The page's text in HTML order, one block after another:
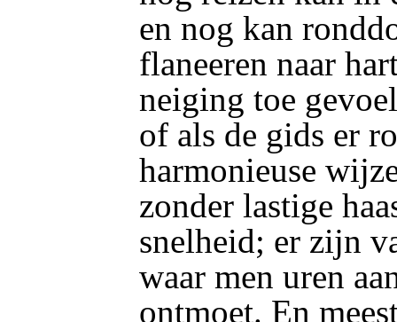
en nog kan
flaneeren naar
neiging toe
of als de gids er
harmonieuse
zonder lastige
snelheid; er zijn
waar men uren
ontmoet. En